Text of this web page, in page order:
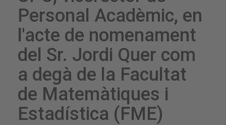
Personal Acadèmic, en
l'acte de nomenament
del Sr. Jordi Quer com
a degà de la Facultat
de Matemàtiques i
Estadística (FME)